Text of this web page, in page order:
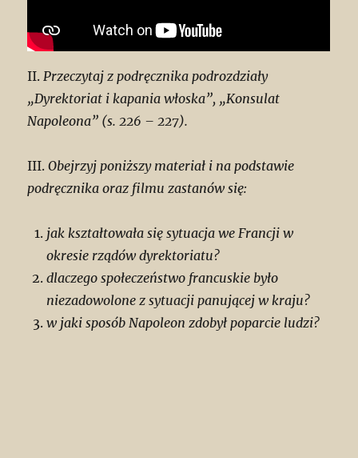
II. Przeczytaj z podręcznika podrozdziały
„Dyrektoriat i kapania włoska”, „Konsulat
Napoleona” (s. 226 – 227).
III.Obejrzyj poniższy materiał i na podstawie
podręcznika oraz filmu zastanów się:
jak kształtowała się sytuacja we Francji w
okresie rządów dyrektoriatu?
dlaczego społeczeństwo francuskie było
niezadowolone z sytuacji panującej w kraju?
w jaki sposób Napoleon zdobył poparcie ludzi?